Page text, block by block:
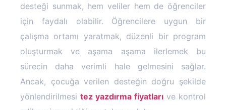
desteği sunmak, hem veliler hem de öğrenciler
için faydalı olabilir. Öğrencilere uygun bir
çalışma ortamı yaratmak, düzenli bir program
oluşturmak ve aşama aşama ilerlemek bu
sürecin daha verimli hale gelmesini sağlar.
Ancak, çocuğa verilen desteğin doğru şekilde
yönlendirilmesi tez yazdırma fiyatları ve kontrol